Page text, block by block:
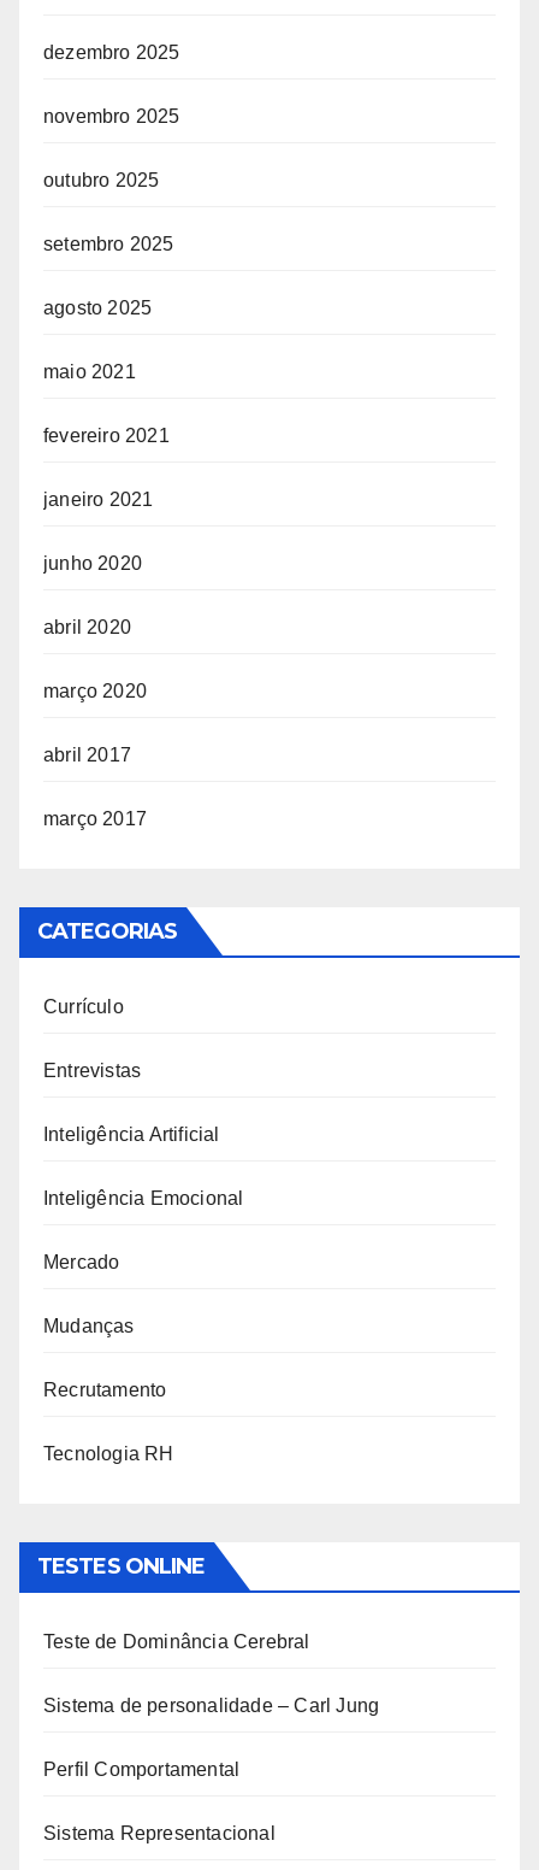
dezembro 2025
novembro 2025
outubro 2025
setembro 2025
agosto 2025
maio 2021
fevereiro 2021
janeiro 2021
junho 2020
abril 2020
março 2020
abril 2017
março 2017
CATEGORIAS
Currículo
Entrevistas
Inteligência Artificial
Inteligência Emocional
Mercado
Mudanças
Recrutamento
Tecnologia RH
TESTES ONLINE
Teste de Dominância Cerebral
Sistema de personalidade – Carl Jung
Perfil Comportamental
Sistema Representacional